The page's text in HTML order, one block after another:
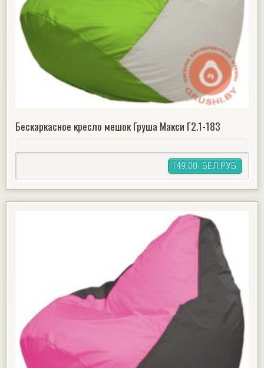
Бескаркасное кресло мешок Груша Макси Г2.1-183
149.00 БЕЛ.РУБ.